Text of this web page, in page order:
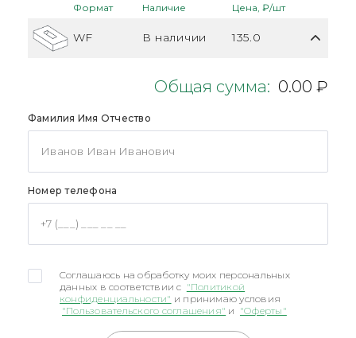
Формат Наличие Цена, ₽/шт
WF В наличии 135.0
Общая сумма: 0.00 ₽
Фамилия Имя Отчество
Номер телефона
Соглашаюсь на обработку моих персональных
данных в соответствии с "Политикой
конфиденциальности" и принимаю условия
"Пользовательского соглашения" и "Оферты"